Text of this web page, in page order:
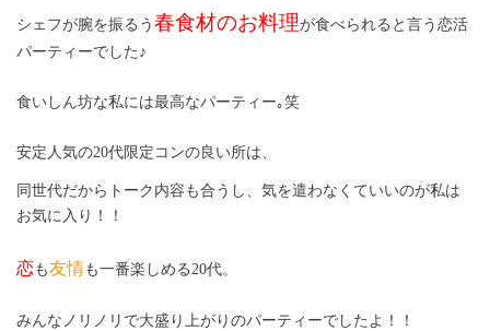
シェフが腕を振るう 春食材のお料理が食べられると言う恋活
パーティーでした♪
食いしん坊な私には最高なパーティー｡笑
安定人気の20代限定コンの良い所は、
同世代だからトーク内容も合うし、気を遣わなくていいのが私は
お気に入り！！
恋も友情も一番楽しめる20代。
みんなノリノリで大盛り上がりのパーティーでしたよ！！